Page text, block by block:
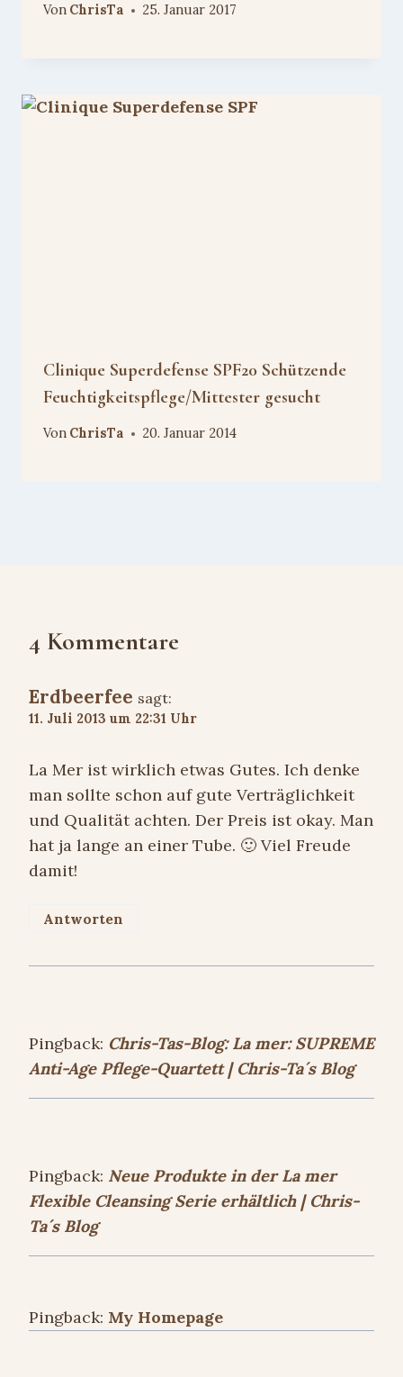
Von ChrisTa 25. Januar 2017
Clinique Superdefense SPF20 Schützende
Feuchtigkeitspflege/Mittester gesucht
Von ChrisTa 20. Januar 2014
4 Kommentare
Erdbeerfee sagt:
11. Juli 2013 um 22:31 Uhr
La Mer ist wirklich etwas Gutes. Ich denke
man sollte schon auf gute Verträglichkeit
und Qualität achten. Der Preis ist okay. Man
hat ja lange an einer Tube. 🙂 Viel Freude
damit!
Antworten
Pingback: Chris-Tas-Blog: La mer: SUPREME
Anti-Age Pflege-Quartett | Chris-Ta´s Blog
Pingback: Neue Produkte in der La mer
Flexible Cleansing Serie erhältlich | Chris-
Ta´s Blog
Pingback: My Homepage